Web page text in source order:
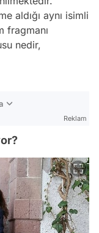
aldığı aynı isimli
fragmanı
nedir,
Reklam